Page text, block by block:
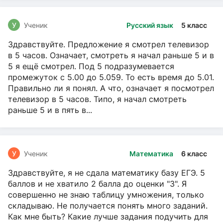
Русский язык 5 класс
У Ученик
Здравствуйте. Предложение я смотрел телевизор
в 5 часов. Означает, смотреть я начал раньше 5 и в
5 я ещё смотрел. Под 5 подразумевается
промежуток с 5.00 до 5.059. То есть время до 5.01.
Правильно ли я понял. А что, означает я посмотрел
телевизор в 5 часов. Типо, я начал смотреть
раньше 5 и в пять в...
Математика 6 класс
У Ученик
Здравствуйте, я не сдала математику базу ЕГЭ. 5
баллов и не хватило 2 балла до оценки "3". Я
совершенно не знаю таблицу умножения, только
складываю. Не получается понять много заданий.
Как мне быть? Какие лучше задания подучить для